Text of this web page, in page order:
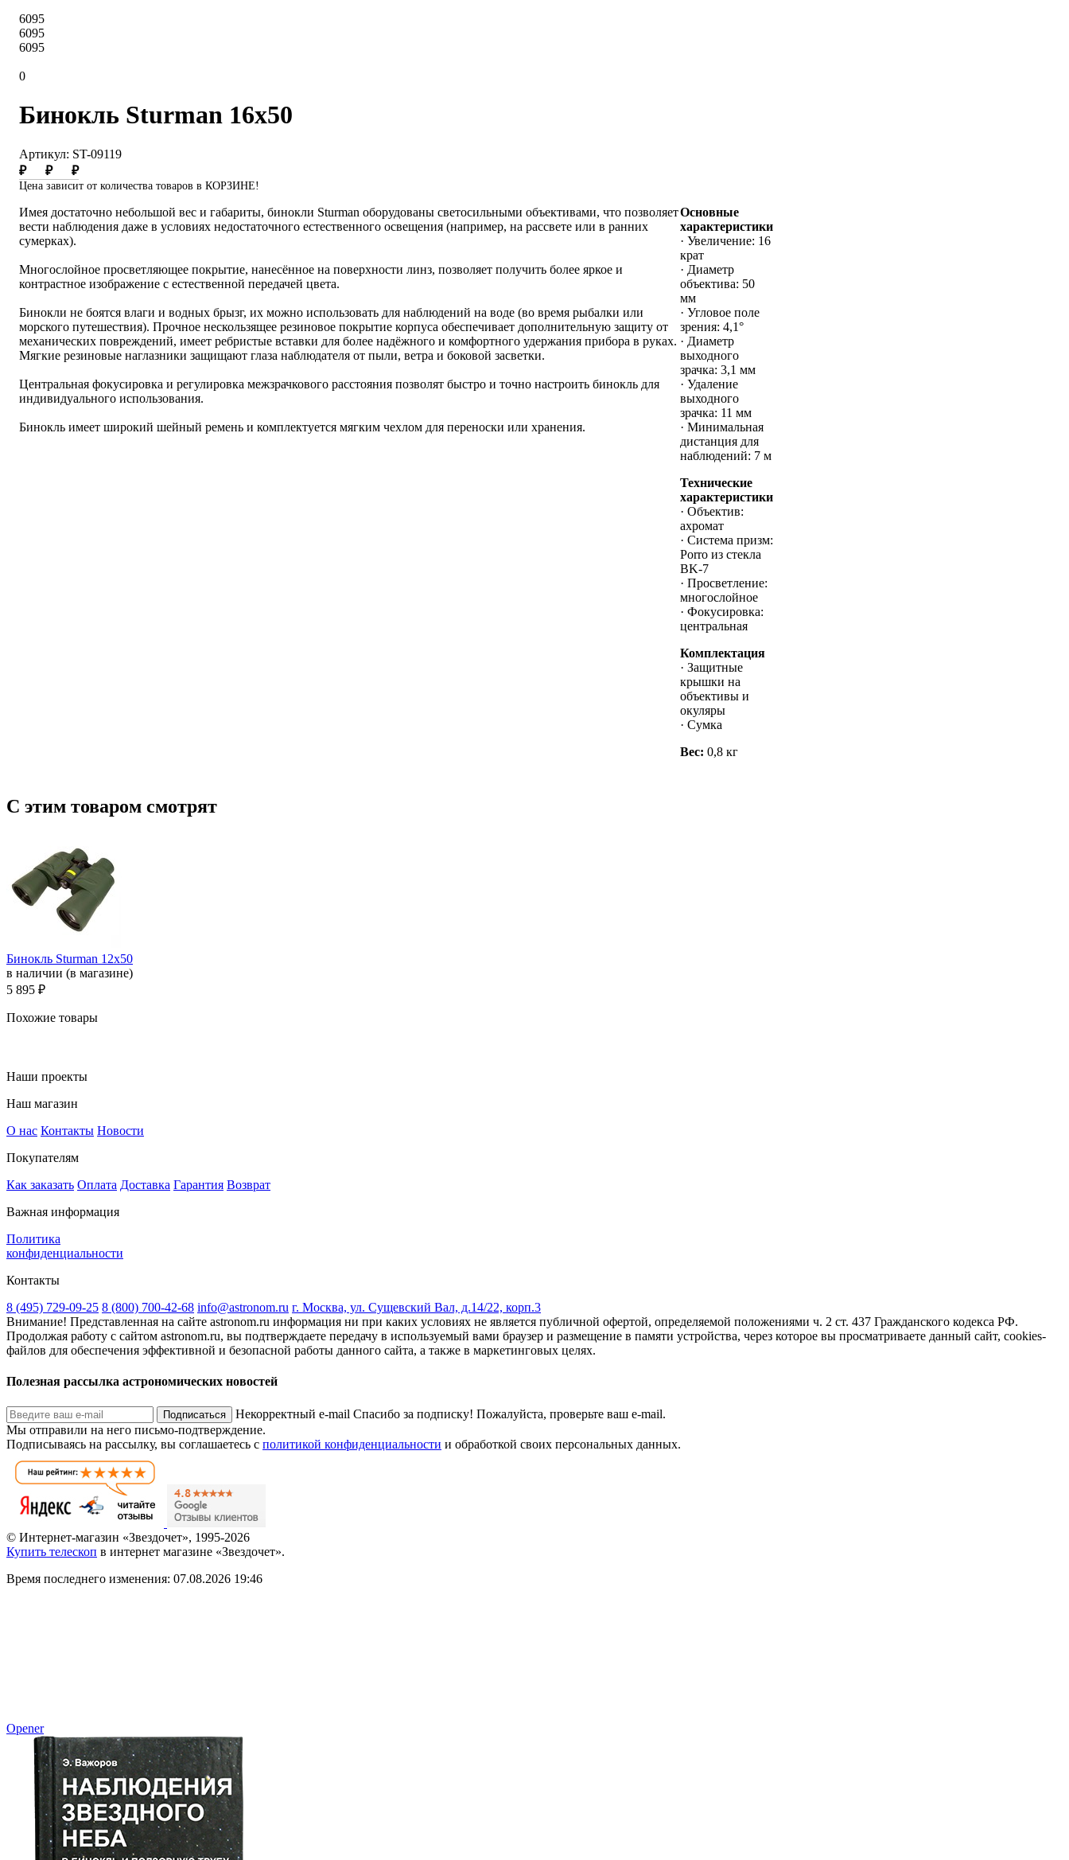
6095
6095
6095
0
Бинокль Sturman 16x50
Артикул: ST-09119
₽
₽ ₽
Цена зависит от количества товаров в КОРЗИНЕ!
Имея достаточно небольшой вес и габариты, бинокли Sturman оборудованы светосильными объективами, что позволяет
вести наблюдения даже в условиях недостаточного естественного освещения (например, на рассвете или в ранних
сумерках).
Многослойное просветляющее покрытие, нанесённое на поверхности линз, позволяет получить более яркое и
контрастное изображение с естественной передачей цвета.
Бинокли не боятся влаги и водных брызг, их можно использовать для наблюдений на воде (во время рыбалки или
морского путешествия). Прочное нескользящее резиновое покрытие корпуса обеспечивает дополнительную защиту от
механических повреждений, имеет ребристые вставки для более надёжного и комфортного удержания прибора в руках.
Мягкие резиновые наглазники защищают глаза наблюдателя от пыли, ветра и боковой засветки.
Центральная фокусировка и регулировка межзрачкового расстояния позволят быстро и точно настроить бинокль для
индивидуального использования.
Бинокль имеет широкий шейный ремень и комплектуется мягким чехлом для переноски или хранения.
Основные
характеристики
· Увеличение: 16
крат
· Диаметр
объектива: 50
мм
· Угловое поле
зрения: 4,1°
· Диаметр
выходного
зрачка: 3,1 мм
· Удаление
выходного
зрачка: 11 мм
· Минимальная
дистанция для
наблюдений: 7 м
Технические
характеристики
· Объектив:
ахромат
· Система призм:
Porro из стекла
BK-7
· Просветление:
многослойное
· Фокусировка:
центральная
Комплектация
· Защитные
крышки на
объективы и
окуляры
· Сумка
Вес: 0,8 кг
С этим товаром смотрят
Бинокль Sturman 12x50
в наличии (в магазине)
5 895 ₽
Похожие товары
Наши проекты
Наш магазин
О нас Контакты Новости
Покупателям
Как заказать Оплата Доставка Гарантия Возврат
Важная информация
Политика
конфиденциальности
Контакты
8 (495) 729-09-25 8 (800) 700-42-68 info@astronom.ru г. Москва, ул. Сущевский Вал, д.14/22, корп.3
Внимание! Представленная на сайте astronom.ru информация ни при каких условиях не является публичной офертой, определяемой положениями ч. 2 ст. 437 Гражданского кодекса РФ.
Продолжая работу с сайтом astronom.ru, вы подтверждаете передачу в используемый вами браузер и размещение в памяти устройства, через которое вы просматриваете данный сайт, cookies-
файлов для обеспечения эффективной и безопасной работы данного сайта, а также в маркетинговых целях.
Полезная рассылка астрономических новостей
Подписаться Некорректный e-mail Спасибо за подписку! Пожалуйста, проверьте ваш e-mail.
Мы отправили на него письмо-подтверждение.
Подписываясь на рассылку, вы соглашаетесь с политикой конфиденциальности и обработкой своих персональных данных.
© Интернет-магазин «Звездочет», 1995-2026
Купить телескоп в интернет магазине «Звездочет».
Время последнего изменения: 07.08.2026 19:46
Opener